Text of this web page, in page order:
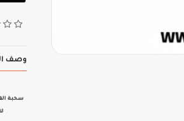
وصف
سحبة